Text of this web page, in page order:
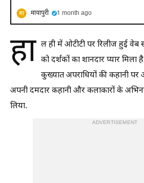
मायापुरी 1 month ago
हा ल ही में ओटीटी पर रिलीज हुई
को दर्शकों का शानदार प्यार
कुख्यात अपराधियों की कहानी पर
अपनी दमदार कहानी और कलाकारों के
लिया.
ADVERTISEMENT